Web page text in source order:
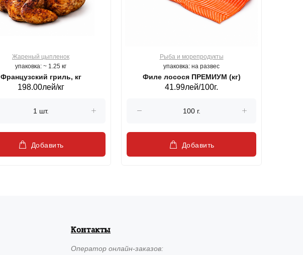
Жареный цыпленок
упаковка: ~ 1.25 кг
Французский гриль, кг
198.00лей/кг
Добавить
Рыба и морепродукты
упаковка: на развес
Филе лосося ПРЕМИУМ (кг)
41.99лей/100г.
Добавить
Контакты
Операторонлайн-заказов: